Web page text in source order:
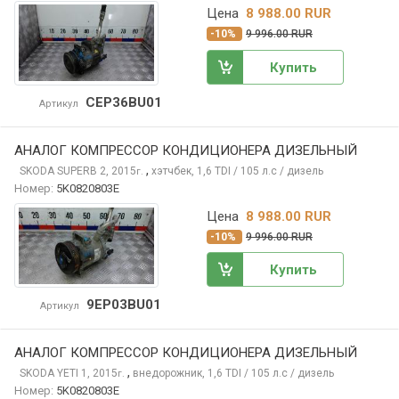
Артикул CEP36BU01
Цена 8 988.00 RUR
-10% 9 996.00 RUR
Купить
АНАЛОГ КОМПРЕССОР КОНДИЦИОНЕРА ДИЗЕЛЬНЫЙ
SKODA SUPERB 2, 2015г. , хэтчбек, 1,6 TDI / 105 л.с / дизель
Номер: 5K0820803E
Артикул 9EP03BU01
Цена 8 988.00 RUR
-10% 9 996.00 RUR
Купить
АНАЛОГ КОМПРЕССОР КОНДИЦИОНЕРА ДИЗЕЛЬНЫЙ
SKODA YETI 1, 2015г. , внедорожник, 1,6 TDI / 105 л.с / дизель
Номер: 5K0820803E